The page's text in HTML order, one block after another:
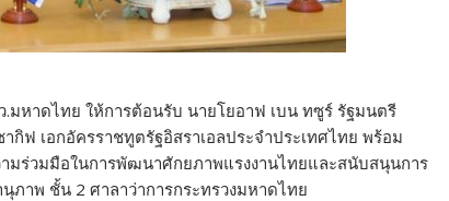
หาดไทย ให้การต้อนรับ นายโยอาฟ เบน ทซูร์ รัฐมนตรี
กิฟ เอกอัครราชทูตรัฐอิสราเอลประจำประเทศไทย พร้อม
มร่วมมือในการพัฒนาศักยภาพแรงงานไทยและสนับสนุนการ
ภาพ ชั้น 2 ศาลาว่าการกระทรวงมหาดไทย